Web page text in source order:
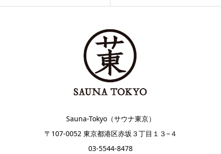
Sauna-Tokyo（サウナ東京）
〒107-0052 東京都港区赤坂３丁目１３−４
03-5544-8478